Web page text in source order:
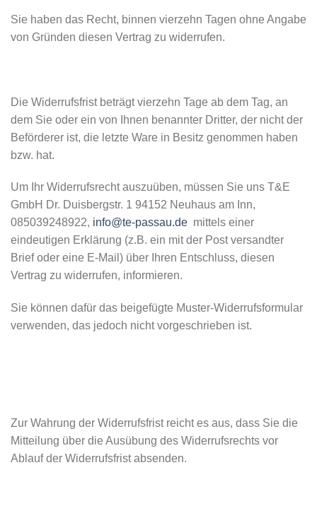
Sie haben das Recht, binnen vierzehn Tagen ohne Angabe
von Gründen diesen Vertrag zu widerrufen.
Die Widerrufsfrist beträgt vierzehn Tage ab dem Tag, an
dem Sie oder ein von Ihnen benannter Dritter, der nicht der
Beförderer ist, die letzte Ware in Besitz genommen haben
bzw. hat.
Um Ihr Widerrufsrecht auszuüben, müssen Sie uns T&E
GmbH Dr. Duisbergstr. 1 94152 Neuhaus am Inn,
085039248922, info@te-passau.de mittels einer
eindeutigen Erklärung (z.B. ein mit der Post versandter
Brief oder eine E-Mail) über Ihren Entschluss, diesen
Vertrag zu widerrufen, informieren.
Sie können dafür das beigefügte Muster-Widerrufsformular
verwenden, das jedoch nicht vorgeschrieben ist.
Zur Wahrung der Widerrufsfrist reicht es aus, dass Sie die
Mitteilung über die Ausübung des Widerrufsrechts vor
Ablauf der Widerrufsfrist absenden.